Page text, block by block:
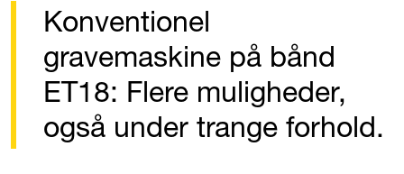
Konventionel
gravemaskine på bånd
ET18: Flere muligheder,
også under trange forhold.